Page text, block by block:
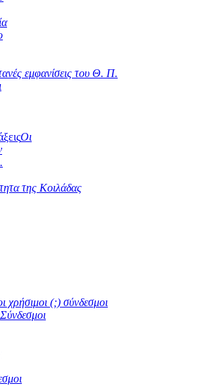
εμφανίσεις του Θ. Π.
Οι
της Κοιλάδας
χρήσιμοι (;) σύνδεσμοι
Σύνδεσμοι